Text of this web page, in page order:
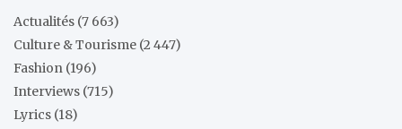
Actualités (7 663)
Culture & Tourisme (2 447)
Fashion (196)
Interviews (715)
Lyrics (18)